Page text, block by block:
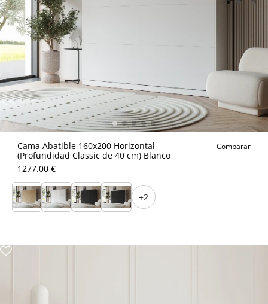
Cama Abatible 160x200 Horizontal
(Profundidad Classic de 40 cm) Blanco
Comparar
1277.00 €
+2